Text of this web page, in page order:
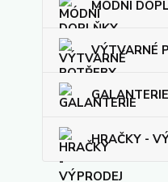
MÓDNÍ
VÝTVARNÉ
GALANTERIE
HRAČKY -